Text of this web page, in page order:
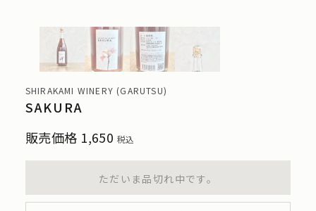
SHIRAKAMI WINERY (GARUTSU)
SAKURA
販売価格 1,650 税込
ただいま品切れ中です。